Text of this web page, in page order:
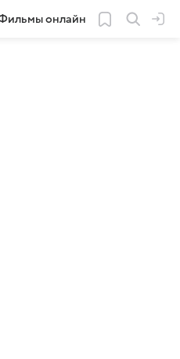
онлайн